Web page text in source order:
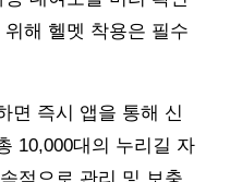
해 헬멧 착용은 필수
면 즉시 앱을 통해 신
10,000대의 누리길 자